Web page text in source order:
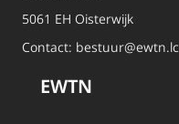
5061 EH Oisterwijk
Contact: bestuur@ewtn.lc
EWTN